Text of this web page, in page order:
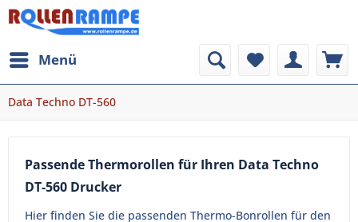
Menü
Data Techno DT-560
Passende Thermorollen für Ihren Data Techno
DT-560 Drucker
Hier finden Sie die passenden Thermo-Bonrollen für den